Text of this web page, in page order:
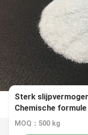
Sterk
Chemische formule
MOQ：500 kg